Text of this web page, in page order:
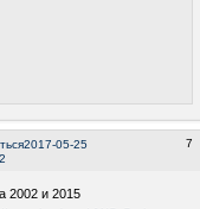
7
2017-05-25
2002 и 2015